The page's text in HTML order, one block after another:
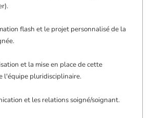
flash et le projet personnalisé de la
et la mise en place de cette
l'équipe pluridisciplinaire.
et les relations soigné/soignant.